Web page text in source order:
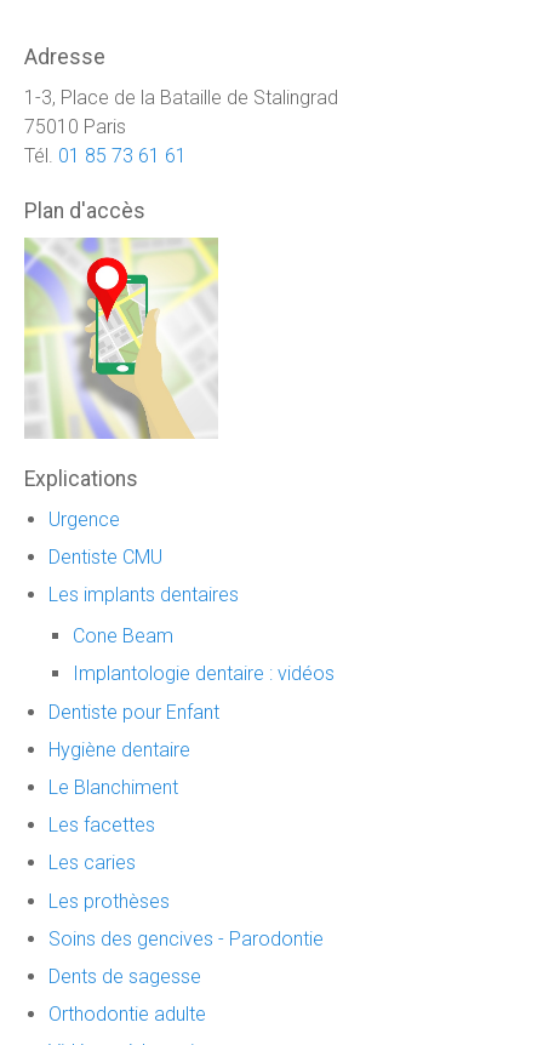
Adresse
1-3, Place de la Bataille de Stalingrad
75010 Paris
Tél. 01 85 73 61 61
Plan d'accès
Explications
Urgence
Dentiste CMU
Les implants dentaires
Cone Beam
Implantologie dentaire : vidéos
Dentiste pour Enfant
Hygiène dentaire
Le Blanchiment
Les facettes
Les caries
Les prothèses
Soins des gencives - Parodontie
Dents de sagesse
Orthodontie adulte